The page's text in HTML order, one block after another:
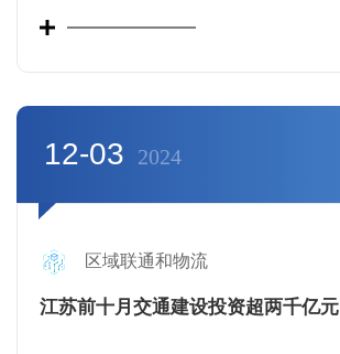
12-03 2024
区域联通和物流
江苏前十月交通建设投资超两千亿元